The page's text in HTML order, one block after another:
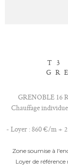
T3
GRENOBLE 16
Chauffage
- Loyer : 860 €/m +
Zone soumise à
Loyer de